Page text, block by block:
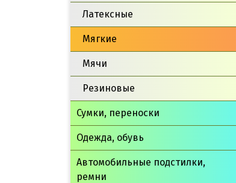
Латексные
Мягкие
Мячи
Резиновые
Сумки, переноски
Одежда, обувь
Автомобильные подстилки,
ремни
-10%
Игрушка для собак массажная